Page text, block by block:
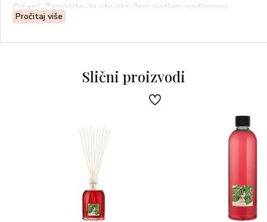
Orijent. Zamislite da ste okruženi rijetkim parfemima,
čuvanim u elegantnim bočicama najupečatljivijih oblika,
-Jantar, bušin, pačuli, labdanum
-Sandalovo drvo, vanilija, cedrovina
Pročitaj više
Slični proizvodi